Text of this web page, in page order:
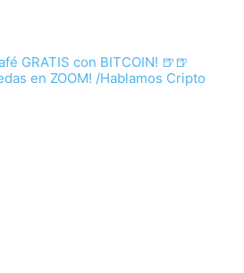
GRATIS con BITCOIN! 🍺🍺
en ZOOM! /Hablamos Cripto